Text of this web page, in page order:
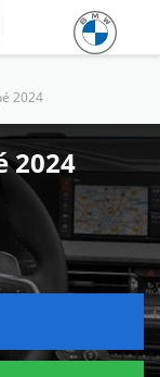
2024
2024